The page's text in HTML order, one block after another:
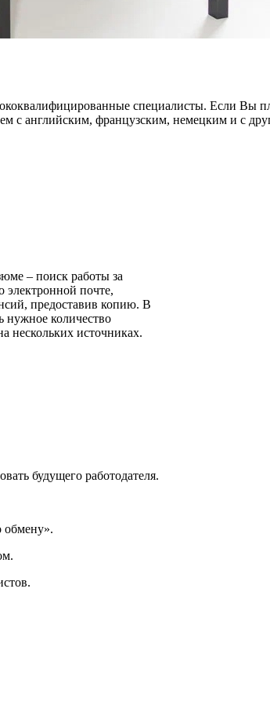
специалисты. Если Вы
с английским, французским, немецким и с
– поиск работы за
электронной почте,
предоставив копию. В
нужное количество
нескольких источниках.
будущего работодателя.
обмену».